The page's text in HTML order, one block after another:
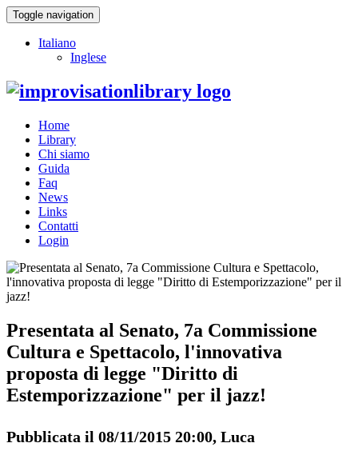
Toggle navigation
Italiano
Inglese
Home
Library
Chi siamo
Guida
Faq
News
Links
Contatti
Login
Presentata al Senato, 7a Commissione
Cultura e Spettacolo, l'innovativa
proposta di legge "Diritto di
Estemporizzazione" per il jazz!
Pubblicata il 08/11/2015 20:00, Luca